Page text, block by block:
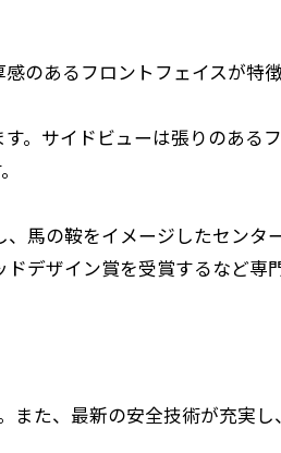
のあるフロントフェイスが特徴
。サイドビューは張りのある
馬の鞍をイメージしたセンタ
デザイン賞を受賞するなど専
た、最新の安全技術が充実